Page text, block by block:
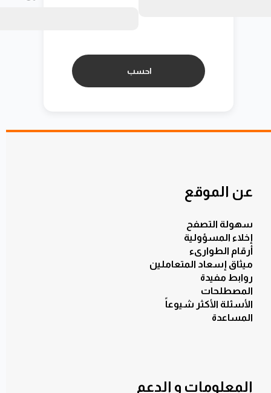
عن الموقع
سهولة التصفح
إخلاء المسؤولية
أرقام الطوارىء
ميثاق إسعاد المتعاملين
روابط مفيدة
المصطلحات
الأسئلة الأكثر شيوعاً
المساعدة
المعلومات و الدعم